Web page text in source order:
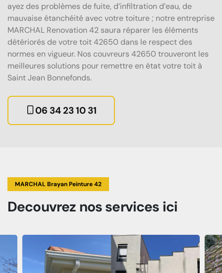
ayez des problèmes de fuite, d’infiltration d’eau, de
mauvaise étanchéité avec votre toiture ; notre entreprise
MARCHAL Renovation 42 saura réparer les éléments
détériorés de votre toit 42650 dans le respect des
normes en vigueur. Nos couvreurs 42650 trouveront les
meilleures solutions pour remettre en état votre toit à
Saint Jean Bonnefonds.
06 34 23 10 31
MARCHAL Brayan Peinture 42
Decouvrez nos services ici